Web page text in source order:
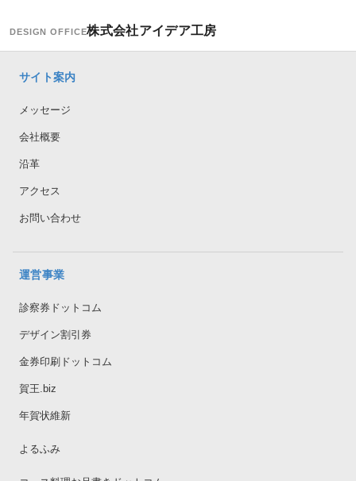
DESIGN OFFICE株式会社アイデア工房
サイト案内
メッセージ
会社概要
沿革
アクセス
お問い合わせ
運営事業
診察券ドットコム
デザイン割引券
金券印刷ドットコム
賀王.biz
年賀状維新
よるふみ